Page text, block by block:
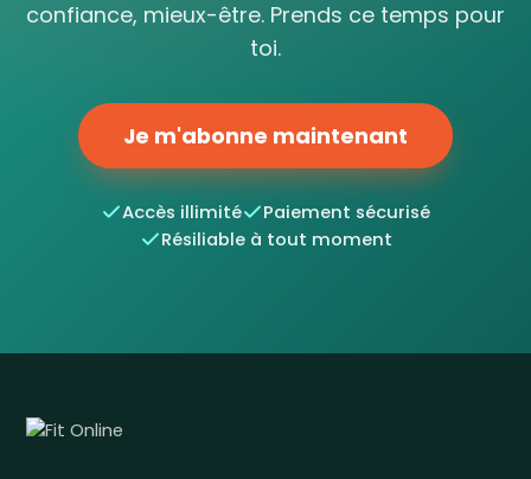
confiance, mieux-être. Prends ce temps pour
toi.
Je m'abonne maintenant
Accès illimité
Paiement sécurisé
Résiliable à tout moment